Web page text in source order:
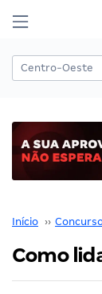
Início ››
Como